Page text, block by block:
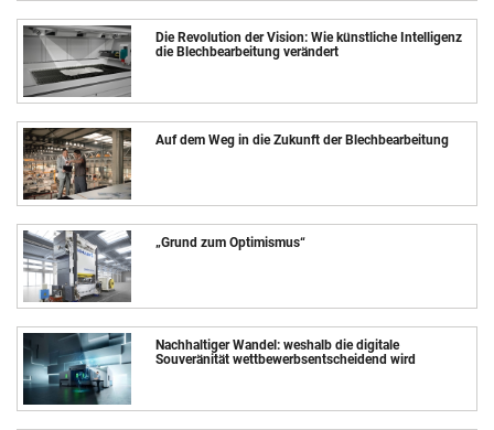
Die Revolution der Vision: Wie künstliche Intelligenz
die Blechbearbeitung verändert
Auf dem Weg in die Zukunft der Blechbearbeitung
„Grund zum Optimismus“
Nachhaltiger Wandel: weshalb die digitale
Souveränität wettbewerbsentscheidend wird